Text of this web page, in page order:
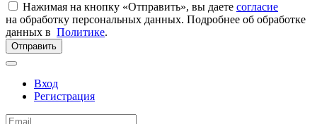
Нажимая на кнопку «Отправить», вы даете согласие
на обработку персональных данных. Подробнее об обработке
данных в Политике.
Отправить
Вход
Регистрация